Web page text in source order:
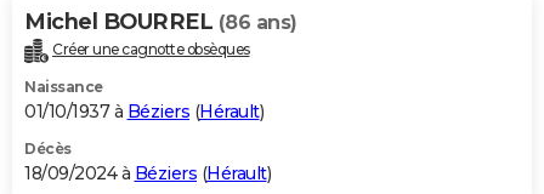
Michel BOURREL (86 ans)
Créer une cagnotte obsèques
Naissance
01/10/1937 à Béziers (Hérault)
Décès
18/09/2024 à Béziers (Hérault)